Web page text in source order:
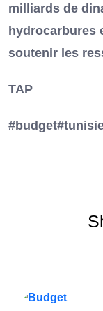
milliards de
hydrocarbures
soutenir les
TAP